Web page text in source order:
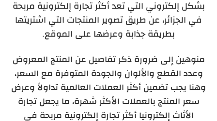
بشكل إلكتروني التي تعد أكثر تجارة إلكترونية مربحة
في الجزائر، عن طريق تصوير المنتجات التي اشتريتها
بطريقة جذابة وعرضها على الموقع.
منوهين إلى ضرورة ذكر تفاصيل عن المنتج المعروض
وعدد القطع والألوان والجودة المتوفرة مع السعر،
وهنا يجب تضمين أكثر العملات العالمية تداولاً وعرض
سعر المنتج بالعملات الأكثر شهرة، ما يجعل تجارة
الأثاث إلكترونيا أكثر تجارة إلكترونية مربحة في